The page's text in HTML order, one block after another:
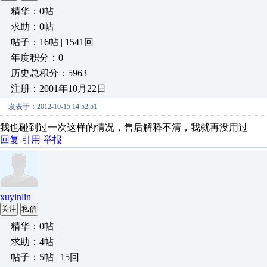
精华：0帖
求助：0帖
帖子：16帖 | 1541回
年度积分：0
历史总积分：5963
注册：2001年10月22日
发表于：2012-10-15 14:52:51
我也碰到过一次这样的情况，售后解释不清，我就再没用过
回复 引用 举报
xuyinlin
关注 私信
精华：0帖
求助：4帖
帖子：5帖 | 15回